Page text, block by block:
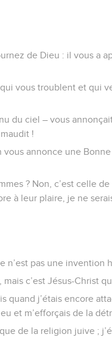
de Dieu : il vous a
vous troublent et qui
du ciel – vous
!
vous annonce une
? Non, c’est celle
à leur plaire, je ne
n’est pas une invention
c’est Jésus-Christ
quand j’étais encore
et m’efforçais de la
de la religion juive ;